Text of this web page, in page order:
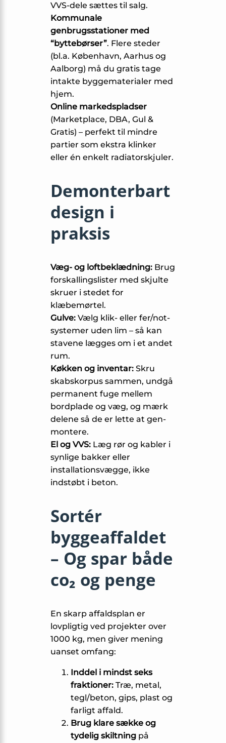
VVS-dele sættes til salg.
Kommunale
genbrugsstationer med
“byttebørser”. Flere steder
(bl.a. København, Aarhus og
Aalborg) må du gratis tage
intakte byggematerialer med
hjem.
Online markedspladser
(Marketplace, DBA, Gul &
Gratis) – perfekt til mindre
partier som ekstra klinker
eller én enkelt radiatorskjuler.
Demonterbart
design i
praksis
Væg- og loftbeklædning: Brug
forskallingslister med skjulte
skruer i stedet for
klæbemørtel.
Gulve: Vælg klik- eller fer/not-
systemer uden lim – så kan
stavene lægges om i et andet
rum.
Køkken og inventar: Skru
skabskorpus sammen, undgå
permanent fuge mellem
bordplade og væg, og mærk
delene så de er lette at gen-
montere.
El og VVS: Læg rør og kabler i
synlige bakker eller
installationsvægge, ikke
indstøbt i beton.
Sortér
byggeaffaldet
– Og spar både
co₂ og penge
En skarp affaldsplan er
lovpligtig ved projekter over
1000 kg, men giver mening
uanset omfang:
Inddel i mindst seks
fraktioner: Træ, metal,
tegl/beton, gips, plast og
farligt affald.
Brug klare sække og
tydelig skiltning på